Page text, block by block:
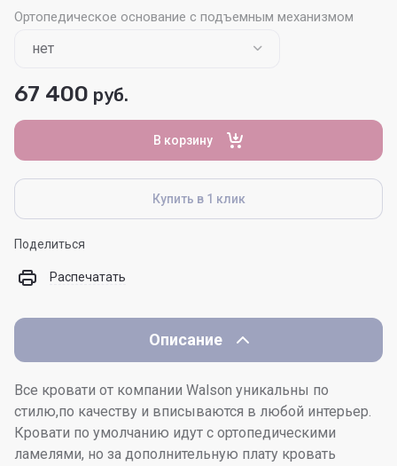
Ортопедическое основание с подъемным механизмом
67 400 руб.
В корзину
Купить в 1 клик
Поделиться
Распечатать
Описание
Все кровати от компании Walson уникальны по
стилю,по качеству и вписываются в любой интерьер.
Кровати по умолчанию идут с ортопедическими
ламелями, но за дополнительную плату кровать